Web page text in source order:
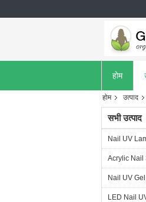
होम
होम उत्पाद
सभी उत्पाद
Nail UV
Acrylic Nail
Nail UV Gel
LED Nail